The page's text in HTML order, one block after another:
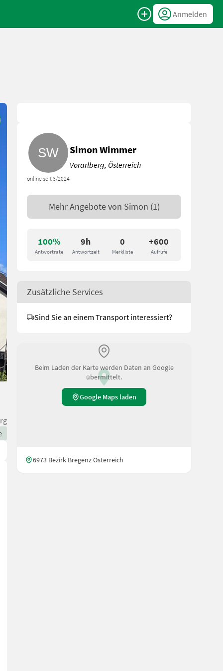
Anmelden
100%
Antwortrate
9h
Antwortzeit
0
Merkliste
+600
Aufrufe
online seit 3/2024
Simon Wimmer
Vorarlberg, Österreich
Mehr Angebote von Simon (1)
Zusätzliche Services
Sind Sie an einem Transport interessiert?
Beim Laden der Karte werden Daten an Google
übermittelt.
Google Maps laden
6973 Bezirk Bregenz Österreich